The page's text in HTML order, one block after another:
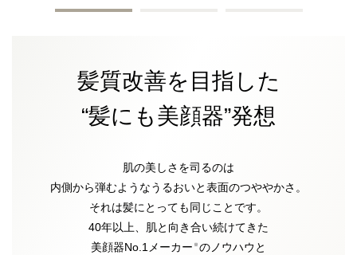
髪質改善を目指した
“髪にも美顔器”発想
肌の美しさを司るのは
内側から弾むようなうるおいと表面のつややかさ。
それは髪にとっても同じことです。
40年以上、肌と向き合い続けてきた
美顔器No.1メーカー ※ のノウハウと